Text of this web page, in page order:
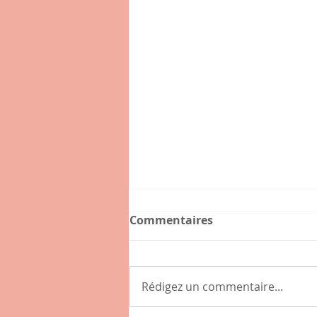
Commentaires
Rédigez un commentaire...